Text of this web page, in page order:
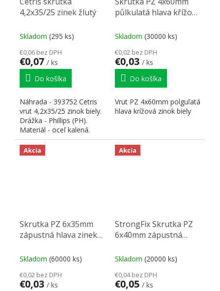
4,2x35/25 zinek žlutý
Skladom (295 ks)
€0,06 bez DPH
€0,07 / ks
Do košíka
Náhrada - 393752 Cetris
vrut 4,2x35/25 zinok biely.
Drážka - Phillips (PH).
Materiál - oceľ kalená.
Povrch -...
půlkulatá hlava křížová
Skladom (30000 ks)
€0,02 bez DPH
€0,03 / ks
Do košíka
Vrut PZ 4x60mm polguľatá
hlava krížová zinok biely
Akcia
Skrutka PZ 6x35mm
zápustná hlava zinek
Skladom (60000 ks)
€0,02 bez DPH
€0,03 / ks
Akcia
StrongFix Skrutka PZ
6x40mm zápustná
Skladom (20000 ks)
€0,04 bez DPH
€0,05 / ks